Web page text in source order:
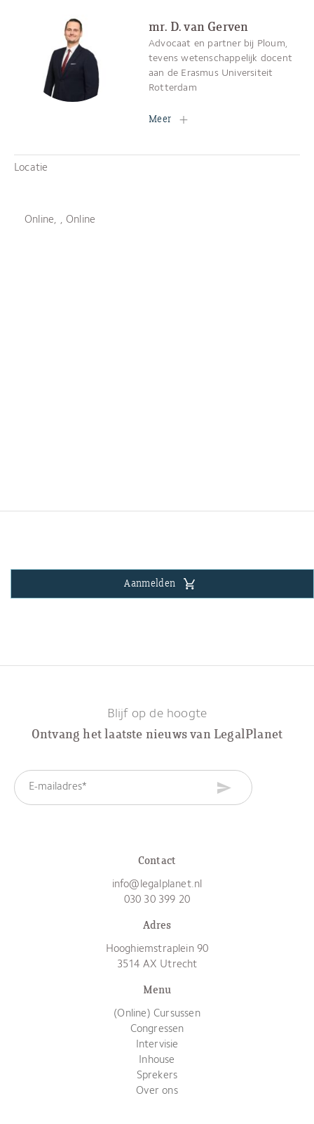
mr. D. van Gerven
Advocaat en partner bij Ploum,
tevens wetenschappelijk docent
aan de Erasmus Universiteit
Rotterdam
Meer
Locatie
Online, , Online
Aanmelden
Blijf op de hoogte
Ontvang het laatste nieuws van LegalPlanet
Contact
info@legalplanet.nl
030 30 399 20
Adres
Hooghiemstraplein 90
3514 AX Utrecht
Menu
(Online) Cursussen
Congressen
Intervisie
Inhouse
Sprekers
Over ons